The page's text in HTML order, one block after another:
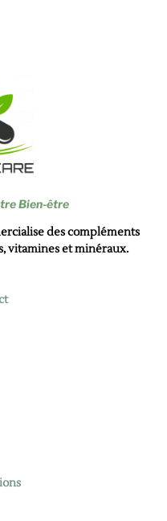
Bien-être
des compléments
vitamines et minéraux.